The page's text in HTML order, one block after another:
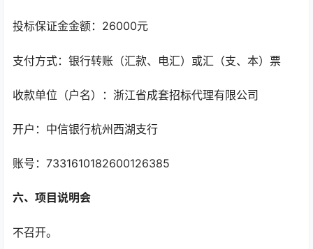
投标保证金金额：26000元
支付方式：银行转账（汇款、电汇）或汇（支、本）票
收款单位（户名）：浙江省成套招标代理有限公司
开户：中信银行杭州西湖支行
账号：7331610182600126385
六、项目说明会
不召开。